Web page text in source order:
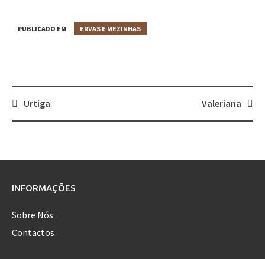
PUBLICADO EM ERVAS E MEZINHAS
Post
Urtiga Valeriana
INFORMAÇÕES
Sobre Nós
Contactos